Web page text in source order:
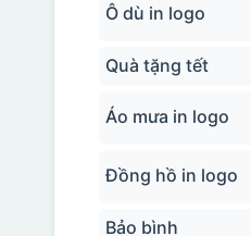
Ô dù in logo
Quà tặng tết
Áo mưa in logo
Đồng hồ in logo
Bảo bình